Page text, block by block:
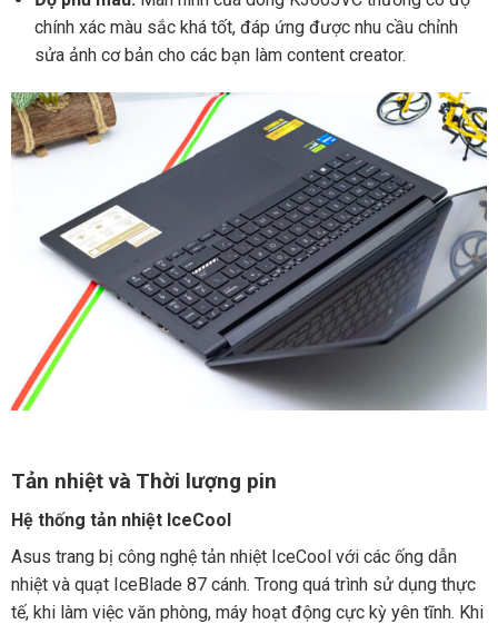
chính xác màu sắc khá tốt, đáp ứng được nhu cầu chỉnh
sửa ảnh cơ bản cho các bạn làm content creator.
Tản nhiệt và Thời lượng pin
Hệ thống tản nhiệt IceCool
Asus trang bị công nghệ tản nhiệt IceCool với các ống dẫn
nhiệt và quạt IceBlade 87 cánh. Trong quá trình sử dụng thực
tế, khi làm việc văn phòng, máy hoạt động cực kỳ yên tĩnh. Khi